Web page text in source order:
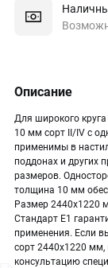
Описание
Для широкого
10 мм сорт II/IV с
применимы в
поддонах и других
размеров.
толщина 10 мм
Размер 2440х1220
Стандарт Е1
применения. Если
сорт 2440х1220
консультацию